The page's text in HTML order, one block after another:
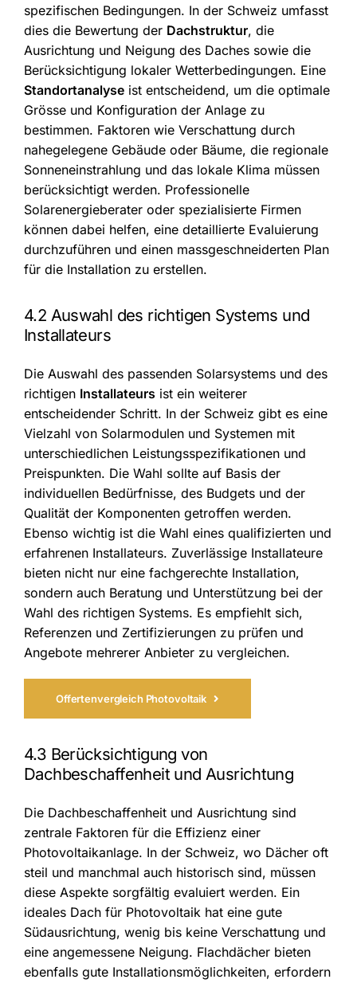
spezifischen Bedingungen. In der Schweiz umfasst
dies die Bewertung der Dachstruktur, die
Ausrichtung und Neigung des Daches sowie die
Berücksichtigung lokaler Wetterbedingungen. Eine
Standortanalyseist entscheidend, um die optimale
Grösse und Konfiguration der Anlage zu
bestimmen. Faktoren wie Verschattung durch
nahegelegene Gebäude oder Bäume, die regionale
Sonneneinstrahlung und das lokale Klima müssen
berücksichtigt werden. Professionelle
Solarenergieberater oder spezialisierte Firmen
können dabei helfen, eine detaillierte Evaluierung
durchzuführen und einen massgeschneiderten Plan
für die Installation zu erstellen.
4.2 Auswahl des richtigen Systems und
Installateurs
Die Auswahl des passenden Solarsystems und des
richtigen Installateursist ein weiterer
entscheidender Schritt. In der Schweiz gibt es eine
Vielzahl von Solarmodulen und Systemen mit
unterschiedlichen Leistungsspezifikationen und
Preispunkten. Die Wahl sollte auf Basis der
individuellen Bedürfnisse, des Budgets und der
Qualität der Komponenten getroffen werden.
Ebenso wichtig ist die Wahl eines qualifizierten und
erfahrenen Installateurs. Zuverlässige Installateure
bieten nicht nur eine fachgerechte Installation,
sondern auch Beratung und Unterstützung bei der
Wahl des richtigen Systems. Es empfiehlt sich,
Referenzen und Zertifizierungen zu prüfen und
Angebote mehrerer Anbieter zu vergleichen.
Offertenvergleich Photovoltaik
4.3 Berücksichtigung von
Dachbeschaffenheit und Ausrichtung
Die Dachbeschaffenheit und Ausrichtung sind
zentrale Faktoren für die Effizienz einer
Photovoltaikanlage. In der Schweiz, wo Dächer oft
steil und manchmal auch historisch sind, müssen
diese Aspekte sorgfältig evaluiert werden. Ein
ideales Dach für Photovoltaik hat eine gute
Südausrichtung, wenig bis keine Verschattung und
eine angemessene Neigung. Flachdächer bieten
ebenfalls gute Installationsmöglichkeiten, erfordern